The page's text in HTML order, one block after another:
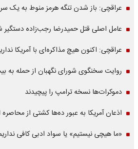
عراقچی: باز شدن تنگه هرمز منوط به یک
عامل اصلی قتل حمیدرضا رجب‌زاده دستگیر
عراقچی: اکنون هیچ مذاکره‌ای با آمریکا
روایت سخنگوی شورای نگهبان از حمله به
دموکرات‌ها نسخه ترامپ را پیچیدند
اذعان آمریکا به عبور ده‌ها کشتی از محاصره
«ما هیچی نیستیم» یا سواد ادبی کافی